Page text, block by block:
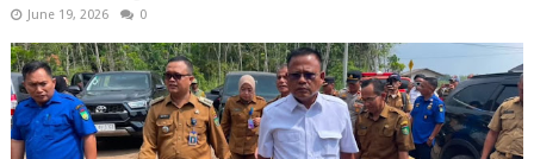
June 19, 2026 0